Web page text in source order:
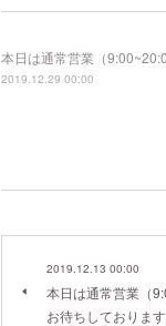
本日は通常営業（
2019.12.29 00:00
2019.12.13 00:00
本日は通常営業（
お待ちしております